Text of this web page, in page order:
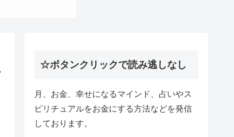
☆ボタンクリックで読み逃しなし
月、お金、幸せになるマインド、占いやス
ピリチュアルをお金にする方法などを発信
しております。